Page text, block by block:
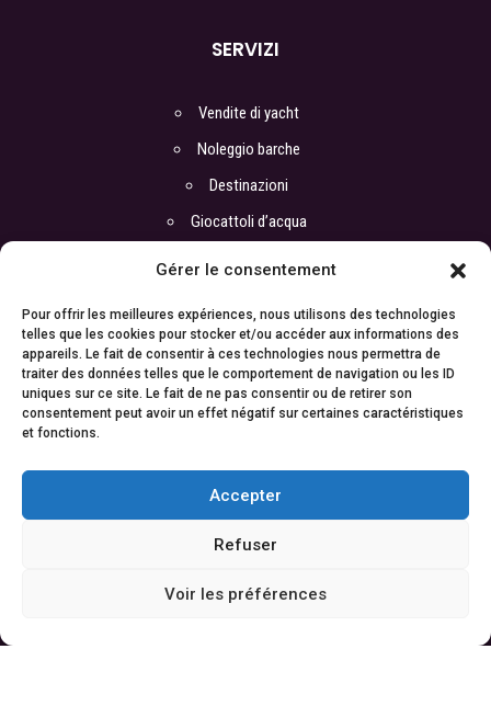
Gérer le consentement
Pour offrir les meilleures expériences, nous utilisons des technologies
telles que les cookies pour stocker et/ou accéder aux informations des
appareils. Le fait de consentir à ces technologies nous permettra de
traiter des données telles que le comportement de navigation ou les ID
uniques sur ce site. Le fait de ne pas consentir ou de retirer son
consentement peut avoir un effet négatif sur certaines caractéristiques
et fonctions.
Accepter
Refuser
Voir les préférences
SERVIZI
Vendite di yacht
Noleggio barche
Destinazioni
Giocattoli d’acqua
Noleggio barche a Monaco
Noleggio barche Cannes
Noleggio barche Antibes
Noleggio barche a Nizza
CONTATTO